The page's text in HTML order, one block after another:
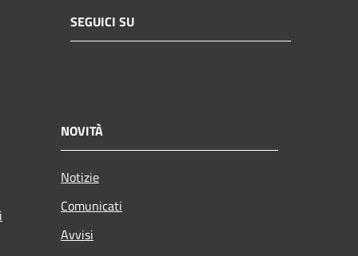
SEGUICI SU
NOVITÀ
Notizie
Comunicati
Avvisi